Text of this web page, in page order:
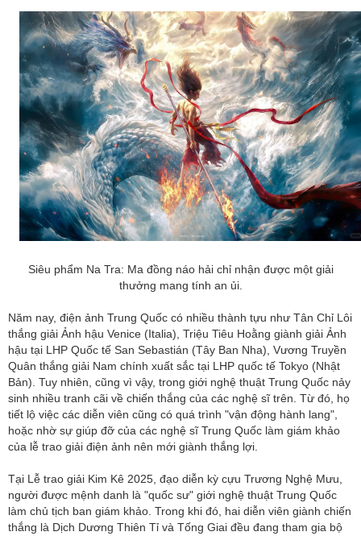
Siêu phẩm Na Tra: Ma đồng náo hải chỉ nhận được một giải
thưởng mang tính an ủi.
Năm nay, điện ảnh Trung Quốc có nhiều thành tựu như Tân Chỉ Lôi
thắng giải Ảnh hậu Venice (Italia), Triệu Tiêu Hoằng giành giải Ảnh
hậu tại LHP Quốc tế San Sebastián (Tây Ban Nha), Vương Truyền
Quân thắng giải Nam chính xuất sắc tại LHP quốc tế Tokyo (Nhật
Bản). Tuy nhiên, cũng vì vậy, trong giới nghệ thuật Trung Quốc nảy
sinh nhiều tranh cãi về chiến thắng của các nghệ sĩ trên. Từ đó, họ
tiết lộ việc các diễn viên cũng có quá trình "vận động hành lang",
hoặc nhờ sự giúp đỡ của các nghệ sĩ Trung Quốc làm giám khảo
của lễ trao giải điện ảnh nên mới giành thắng lợi.
Tại Lễ trao giải Kim Kê 2025, đạo diễn kỳ cựu Trương Nghệ Mưu,
người được mệnh danh là "quốc sư" giới nghệ thuật Trung Quốc
làm chủ tịch ban giám khảo. Trong khi đó, hai diễn viên giành chiến
thắng là Dịch Dương Thiên Tỉ và Tống Giai đều đang tham gia bộ